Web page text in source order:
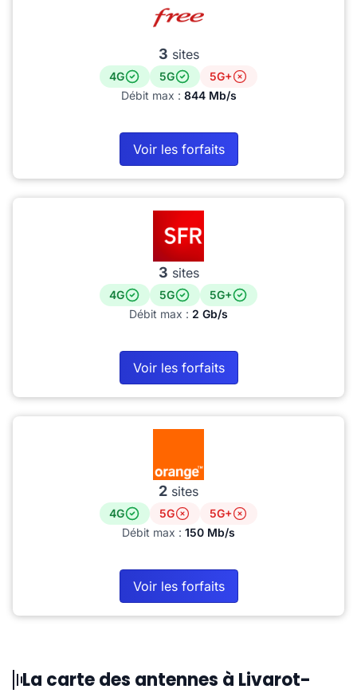
3 sites
4G 5G
5G+
Débit max : 844 Mb/s
Voir les forfaits
3 sites
4G 5G
5G+
Débit max : 2 Gb/s
Voir les forfaits
2 sites
4G 5G
5G+
Débit max : 150 Mb/s
Voir les forfaits
La carte des antennes à Livarot-